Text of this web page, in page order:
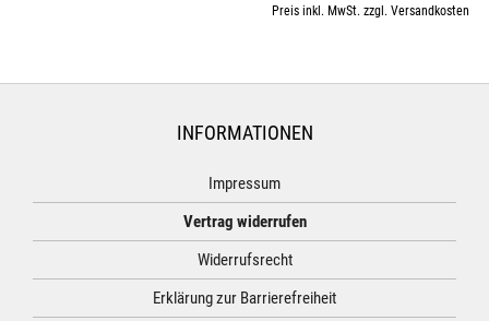
Preis inkl. MwSt. zzgl. Versandkosten
INFORMATIONEN
Impressum
Vertrag widerrufen
Widerrufsrecht
Erklärung zur Barrierefreiheit